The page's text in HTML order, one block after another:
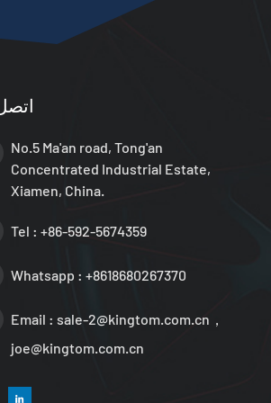
No.5 Ma'an road, Tong'an
Concentrated Industrial Estate,
Xiamen, China.
Tel : +86-592-5674359
Whatsapp : +8618680267370
Email : sale-2@kingtom.com.cn，
joe@kingtom.com.cn